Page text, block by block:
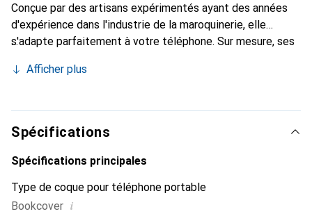
Conçue par des artisans expérimentés ayant des années
d'expérience dans l'industrie de la maroquinerie, elle
s'adapte parfaitement à votre téléphone. Sur mesure, ses
peau. Elle devient l'accessoire chic et indispensable pour
ses produits de haute qualité, la marque Noreve est un
choix fiable pour une clientèle exigeante.
Afficher plus
Spécifications
Spécifications principales
Type de coque pour téléphone portable
Bookcover i